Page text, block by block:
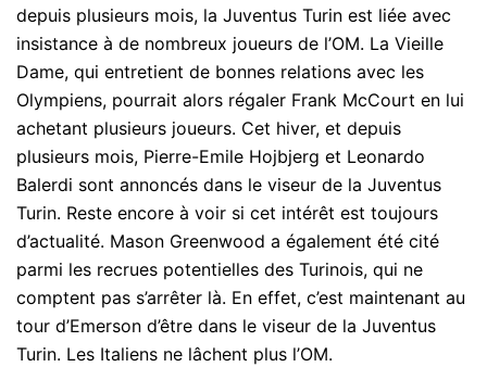
depuis plusieurs mois, la Juventus Turin est liée avec
insistance à de nombreux joueurs de l’OM. La Vieille
Dame, qui entretient de bonnes relations avec les
Olympiens, pourrait alors régaler Frank McCourt en lui
achetant plusieurs joueurs. Cet hiver, et depuis
plusieurs mois, Pierre-Emile Hojbjerg et Leonardo
Balerdi sont annoncés dans le viseur de la Juventus
Turin. Reste encore à voir si cet intérêt est toujours
d’actualité. Mason Greenwood a également été cité
parmi les recrues potentielles des Turinois, qui ne
comptent pas s’arrêter là. En effet, c’est maintenant au
tour d’Emerson d’être dans le viseur de la Juventus
Turin. Les Italiens ne lâchent plus l’OM.